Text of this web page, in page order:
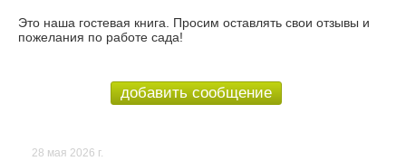
Это наша гостевая книга. Просим оставлять свои отзывы и
пожелания по работе сада!
добавить сообщение
28 мая 2026 г.